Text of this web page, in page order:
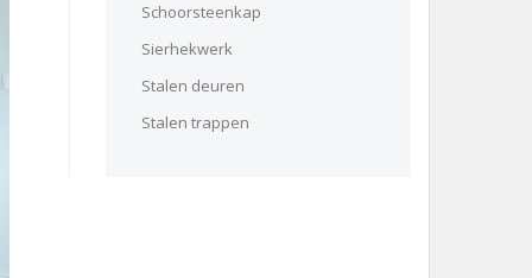
Schoorsteenkap
Sierhekwerk
Stalen deuren
Stalen trappen